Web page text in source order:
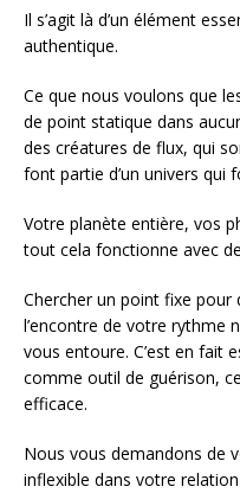
Il s’agit là d’un élément
authentique.
Ce que nous voulons que
de point statique dans
des créatures de flux, qui
font partie d’un univers qui
Votre planète entière, vos
tout cela fonctionne avec
Chercher un point fixe pour
l’encontre de votre rythme
vous entoure. C’est en fait
comme outil de guérison,
efficace.
Nous vous demandons de
inflexible dans votre